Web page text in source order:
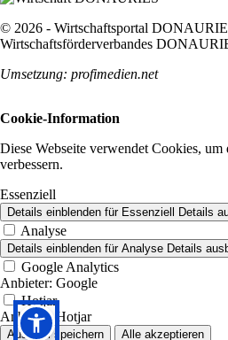
© 2026 - Wirtschaftsportal
Wirtschaftsförderverbandes
Umsetzung: profimedien.net
Cookie-Information
Diese Webseite verwendet Cookies, um
verbessern.
Essenziell
Details einblenden für Essenziell Details
Analyse
Details einblenden für Analyse Details
Google Analytics
Anbieter: Google
Hotjar
Anbieter: Hotjar
Auswahl speichern Alle akzeptieren